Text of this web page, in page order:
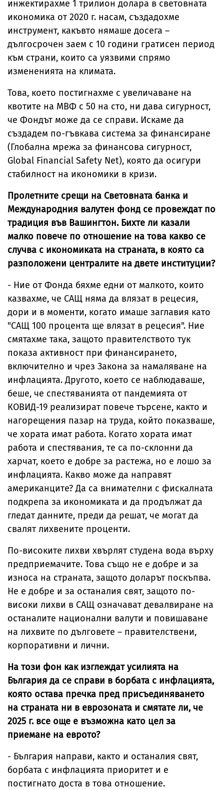
инжектирахме 1 трилион долара в световната
икономика от 2020 г. насам, създадохме
инструмент, какъвто нямаше досега –
дългосрочен заем с 10 години гратисен период
към страни, които са уязвими спрямо
измененията на климата.
Това, което постигнахме с увеличаване на
квотите на МВФ с 50 на сто, ни дава сигурност,
че Фондът може да се справи. Искаме да
създадем по-гъвкава система за финансиране
(Глобална мрежа за финансова сигурност,
Global Financial Safety Net), която да осигури
стабилност на икономики в кризи.
Пролетните срещи на Световната банка и
Международния валутен фонд се провеждат по
традиция във Вашингтон. Бихте ли казали
малко повече по отношение на това какво се
случва с икономиката на страната, в която са
разположени централите на двете институции?
- Ние от Фонда бяхме едни от малкото, които
казвахме, че САЩ няма да влязат в рецесия,
дори и в моменти, когато имаше заглавия като
"САЩ 100 процента ще влязат в рецесия". Ние
смятахме така, защото правителството тук
показа активност при финансирането,
включително и чрез Закона за намаляване на
инфлацията. Другото, което се наблюдаваше,
беше, че спестяванията от пандемията от
КОВИД-19 реализират повече търсене, както и
нагорещения пазар на труда, който показваше,
че хората имат работа. Когато хората имат
работа и спестявания, те са по-склонни да
харчат, което е добре за растежа, но е лошо за
инфлацията. Какво може да направят
американците? Да са внимателни с фискалната
подкрепа за икономиката и да продължат да
гледат данните, преди да решат, че могат да
свалят лихвените проценти.
По-високите лихви хвърлят студена вода върху
предприемачите. Това също не е добре и за
износа на страната, защото доларът поскъпва.
Не е добре и за останалия свят, защото по-
високи лихви в САЩ означават девалвиране на
останалите национални валути и повишаване
на лихвите по дълговете – правителствени,
корпоративни и лични.
На този фон как изглеждат усилията на
България да се справи в борбата с инфлацията,
която остава пречка пред присъединяването
на страната ни в еврозоната и смятате ли, че
2025 г. все още е възможна като цел за
приемане на еврото?
- България направи, както и останалия свят,
борбата с инфлацията приоритет и е
постигнато доста в това отношение.